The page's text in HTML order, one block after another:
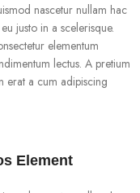
nascetur nullam hac
justo in a scelerisque.
elementum
lectus. A pretium
erat a cum adipiscing
Element